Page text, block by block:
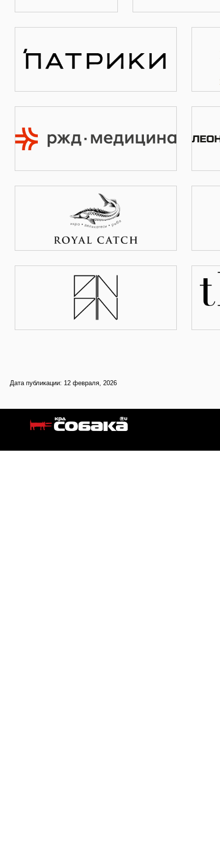
Дата публикации: 12 февраля, 2026